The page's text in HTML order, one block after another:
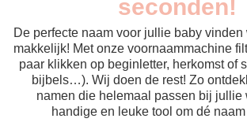
seconden!
De perfecte naam voor jullie baby
makkelijk! Met onze voornaammachine
paar klikken op beginletter, herkomst of
bijbels…). Wij doen de rest! Zo
namen die helemaal passen bij jullie
handige en leuke tool om dé